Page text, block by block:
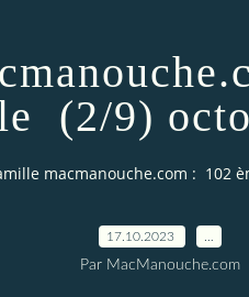
(2/9)
macmanouche.com : 102
17.10.2023
Par MacManouche.com